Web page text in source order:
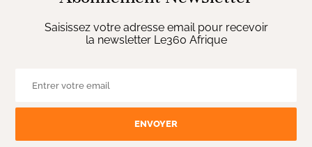
Saisissez votre adresse email pour recevoir
la newsletter Le360 Afrique
ENVOYER